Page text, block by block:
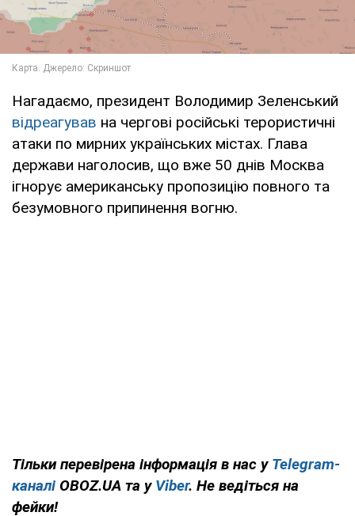
Нагадаємо, президент Володимир Зеленський
відреагував на чергові російські терористичні
атаки по мирних українських містах. Глава
держави наголосив, що вже 50 днів Москва
ігнорує американську пропозицію повного та
безумовного припинення вогню.
Тільки перевірена інформація в нас у Telegram-
каналі OBOZ.UA та у Viber. Не ведіться на
фейки!